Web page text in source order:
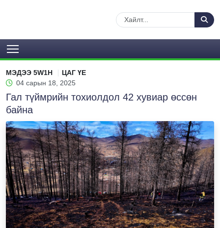
МЭДЭЭ 5W1H
ЦАГ ҮЕ
04 сарын 18, 2025
Гал түймрийн тохиолдол 42 хувиар өссөн
байна